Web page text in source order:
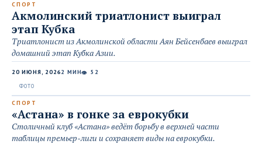
СПОРТ
Акмолинский триатлонист выиграл
этап Кубка
Триатлонист из Акмолинской области Аян Бейсенбаев выиграл
домашний этап Кубка Азии.
20 ИЮНЯ, 20262 МИН👁 52
СПОРТ
«Астана» в гонке за еврокубки
Столичный клуб «Астана» ведёт борьбу в верхней части
таблицы премьер-лиги и сохраняет виды на еврокубки.